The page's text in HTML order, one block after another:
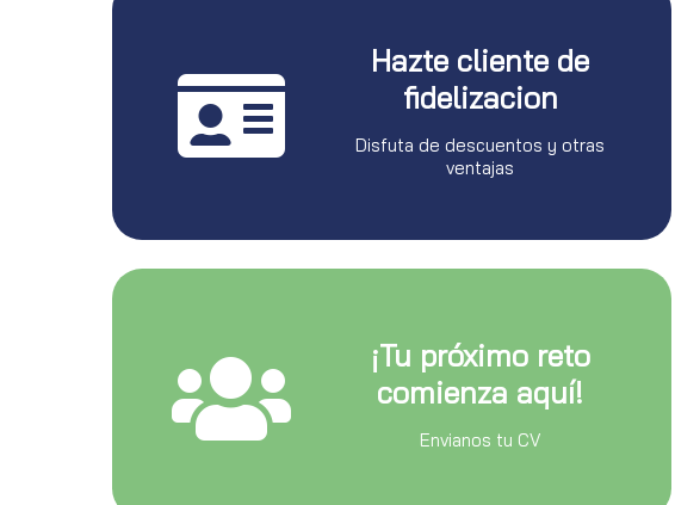
Hazte cliente de
fidelizacion
Disfuta de descuentos y otras
ventajas
¡Tu próximo reto
comienza aquí!
Envianos tu CV